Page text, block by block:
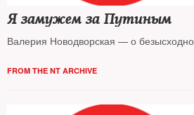
Я замужем за Путиным
Валерия Новодворская — о
FROM THE NT ARCHIVE